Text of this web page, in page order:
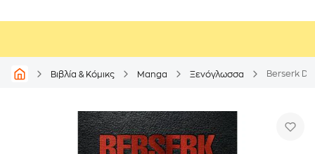
Βιβλία & Κόμικς Manga Ξενόγλωσσα Berserk